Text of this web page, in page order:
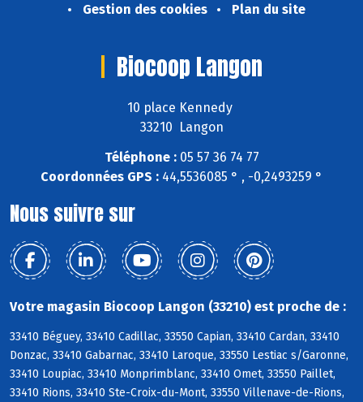
Gestion des cookies
Plan du site
Biocoop Langon
10 place Kennedy
33210 Langon
Téléphone :05 57 36 74 77
Coordonnées GPS : 44,5536085 ° , -0,2493259 °
Nous suivre sur
Votre magasin Biocoop Langon (33210) est proche de :
33410 Béguey, 33410 Cadillac, 33550 Capian, 33410 Cardan, 33410
Donzac, 33410 Gabarnac, 33410 Laroque, 33550 Lestiac s/Garonne,
33410 Loupiac, 33410 Monprimblanc, 33410 Omet, 33550 Paillet,
33410 Rions, 33410 Ste-Croix-du-Mont, 33550 Villenave-de-Rions,